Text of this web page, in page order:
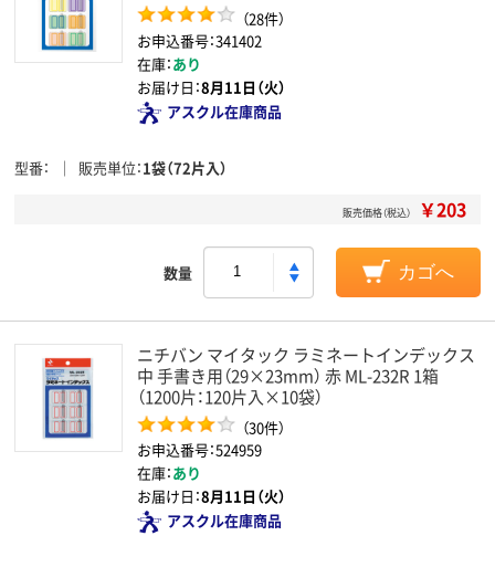
（28件）
お申込番号：341402
在庫：あり
お届け日：8月11日（火）
アスクル在庫商品
型番 販売単位 1袋（72片入）
販売価格（税込） ￥203
数量 カゴへ
ニチバン マイタック ラミネートインデックス
中 手書き用（29×23mm） 赤 ML-232R 1箱
（1200片：120片入×10袋）
（30件）
お申込番号：524959
在庫：あり
お届け日：8月11日（火）
アスクル在庫商品